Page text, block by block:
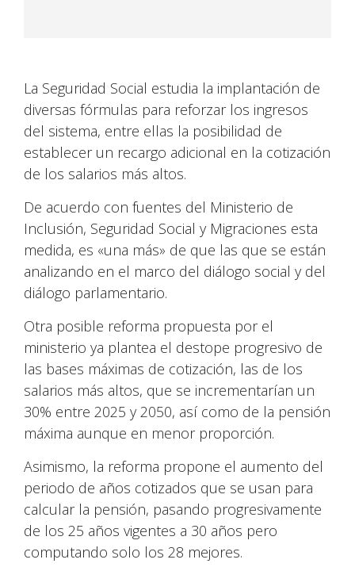
La Seguridad Social estudia la implantación de
diversas fórmulas para reforzar los ingresos
del sistema, entre ellas la posibilidad de
establecer un recargo adicional en la cotización
de los salarios más altos.
De acuerdo con fuentes del Ministerio de
Inclusión, Seguridad Social y Migraciones esta
medida, es «una más» de que las que se están
analizando en el marco del diálogo social y del
diálogo parlamentario.
Otra posible reforma propuesta por el
ministerio ya plantea el destope progresivo de
las bases máximas de cotización, las de los
salarios más altos, que se incrementarían un
30% entre 2025 y 2050, así como de la pensión
máxima aunque en menor proporción.
Asimismo, la reforma propone el aumento del
periodo de años cotizados que se usan para
calcular la pensión, pasando progresivamente
de los 25 años vigentes a 30 años pero
computando solo los 28 mejores.